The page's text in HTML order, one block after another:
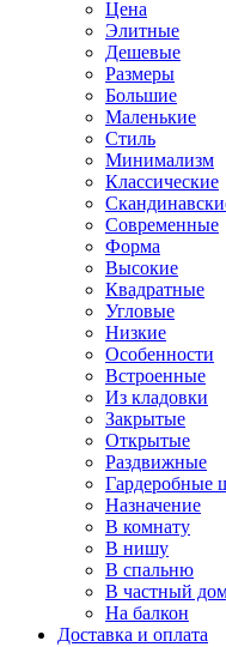
Цена
Элитные
Дешевые
Размеры
Большие
Маленькие
Стиль
Минимализм
Классические
Современные
Форма
Высокие
Квадратные
Угловые
Низкие
Особенности
Встроенные
Из кладовки
Закрытые
Открытые
Раздвижные
Гардеробные
Назначение
В комнату
В нишу
В спальню
В частный
На балкон
Доставка и оплата